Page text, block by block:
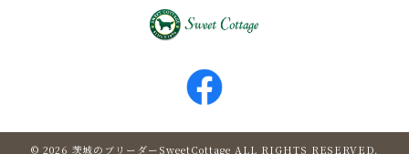
© 2026 茨城のブリーダーSweetCottage ALL RIGHTS RESERVED.